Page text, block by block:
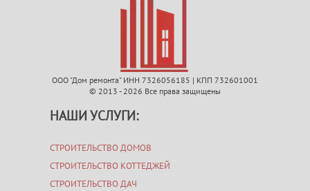
ООО "Дом ремонта" ИНН 7326056185 | КПП 732601001
© 2013 - 2026 Все права защищены
НАШИ УСЛУГИ:
СТРОИТЕЛЬСТВО ДОМОВ
СТРОИТЕЛЬСТВО КОТТЕДЖЕЙ
СТРОИТЕЛЬСТВО ДАЧ